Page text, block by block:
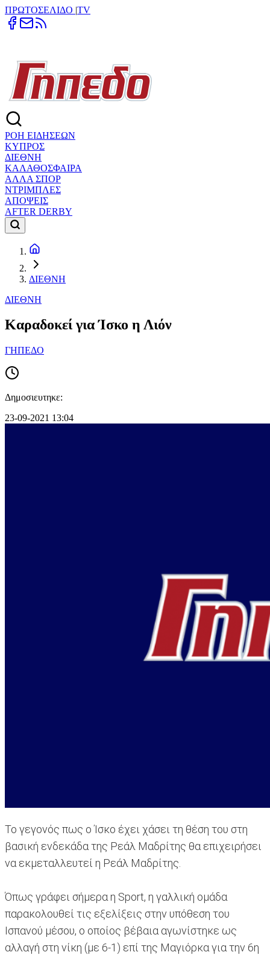
ΠΡΩΤΟΣΕΛΙΔΟ |TV
ΡΟΗ ΕΙΔΗΣΕΩΝ
ΚΥΠΡΟΣ
ΔΙΕΘΝΗ
ΚΑΛΑΘΟΣΦΑΙΡΑ
ΑΛΛΑ ΣΠΟΡ
ΝΤΡΙΜΠΛΕΣ
ΑΠΟΨΕΙΣ
AFTER DERBY
ΔΙΕΘΝΗ
ΔΙΕΘΝΗ
Καραδοκεί για Ίσκο η Λιόν
ΓΗΠΕΔΟ
Δημοσιευτηκε:
23-09-2021 13:04
Το γεγονός πως ο Ίσκο έχει χάσει τη θέση του στη
βασική ενδεκάδα της Ρεάλ Μαδρίτης θα επιχειρήσει
να εκμεταλλευτεί η Ρεάλ Μαδρίτης.
Όπως γράφει σήμερα η Sport, η γαλλική ομάδα
παρακολουθεί τις εξελίξεις στην υπόθεση του
Ισπανού μέσου, ο οποίος βέβαια αγωνίστηκε ως
αλλαγή στη νίκη (με 6-1) επί της Μαγιόρκα για την 6η